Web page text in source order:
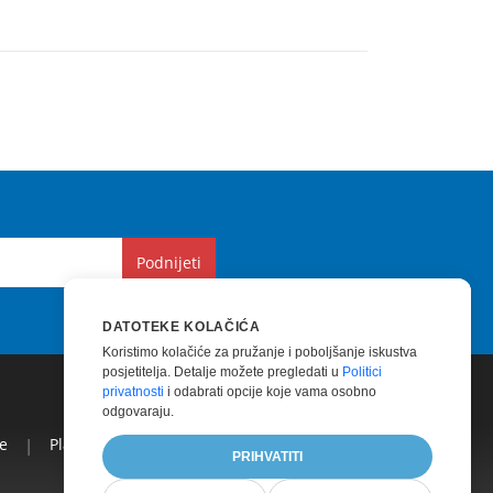
Podnijeti
| Plaćena Podrška Blog
DATOTEKE KOLAČIĆA
Koristimo kolačiće za pružanje i poboljšanje iskustva
posjetitelja. Detalje možete pregledati u Politici
privatnosti i odabrati opcije koje vama osobno
odgovaraju.
PRIHVATITI